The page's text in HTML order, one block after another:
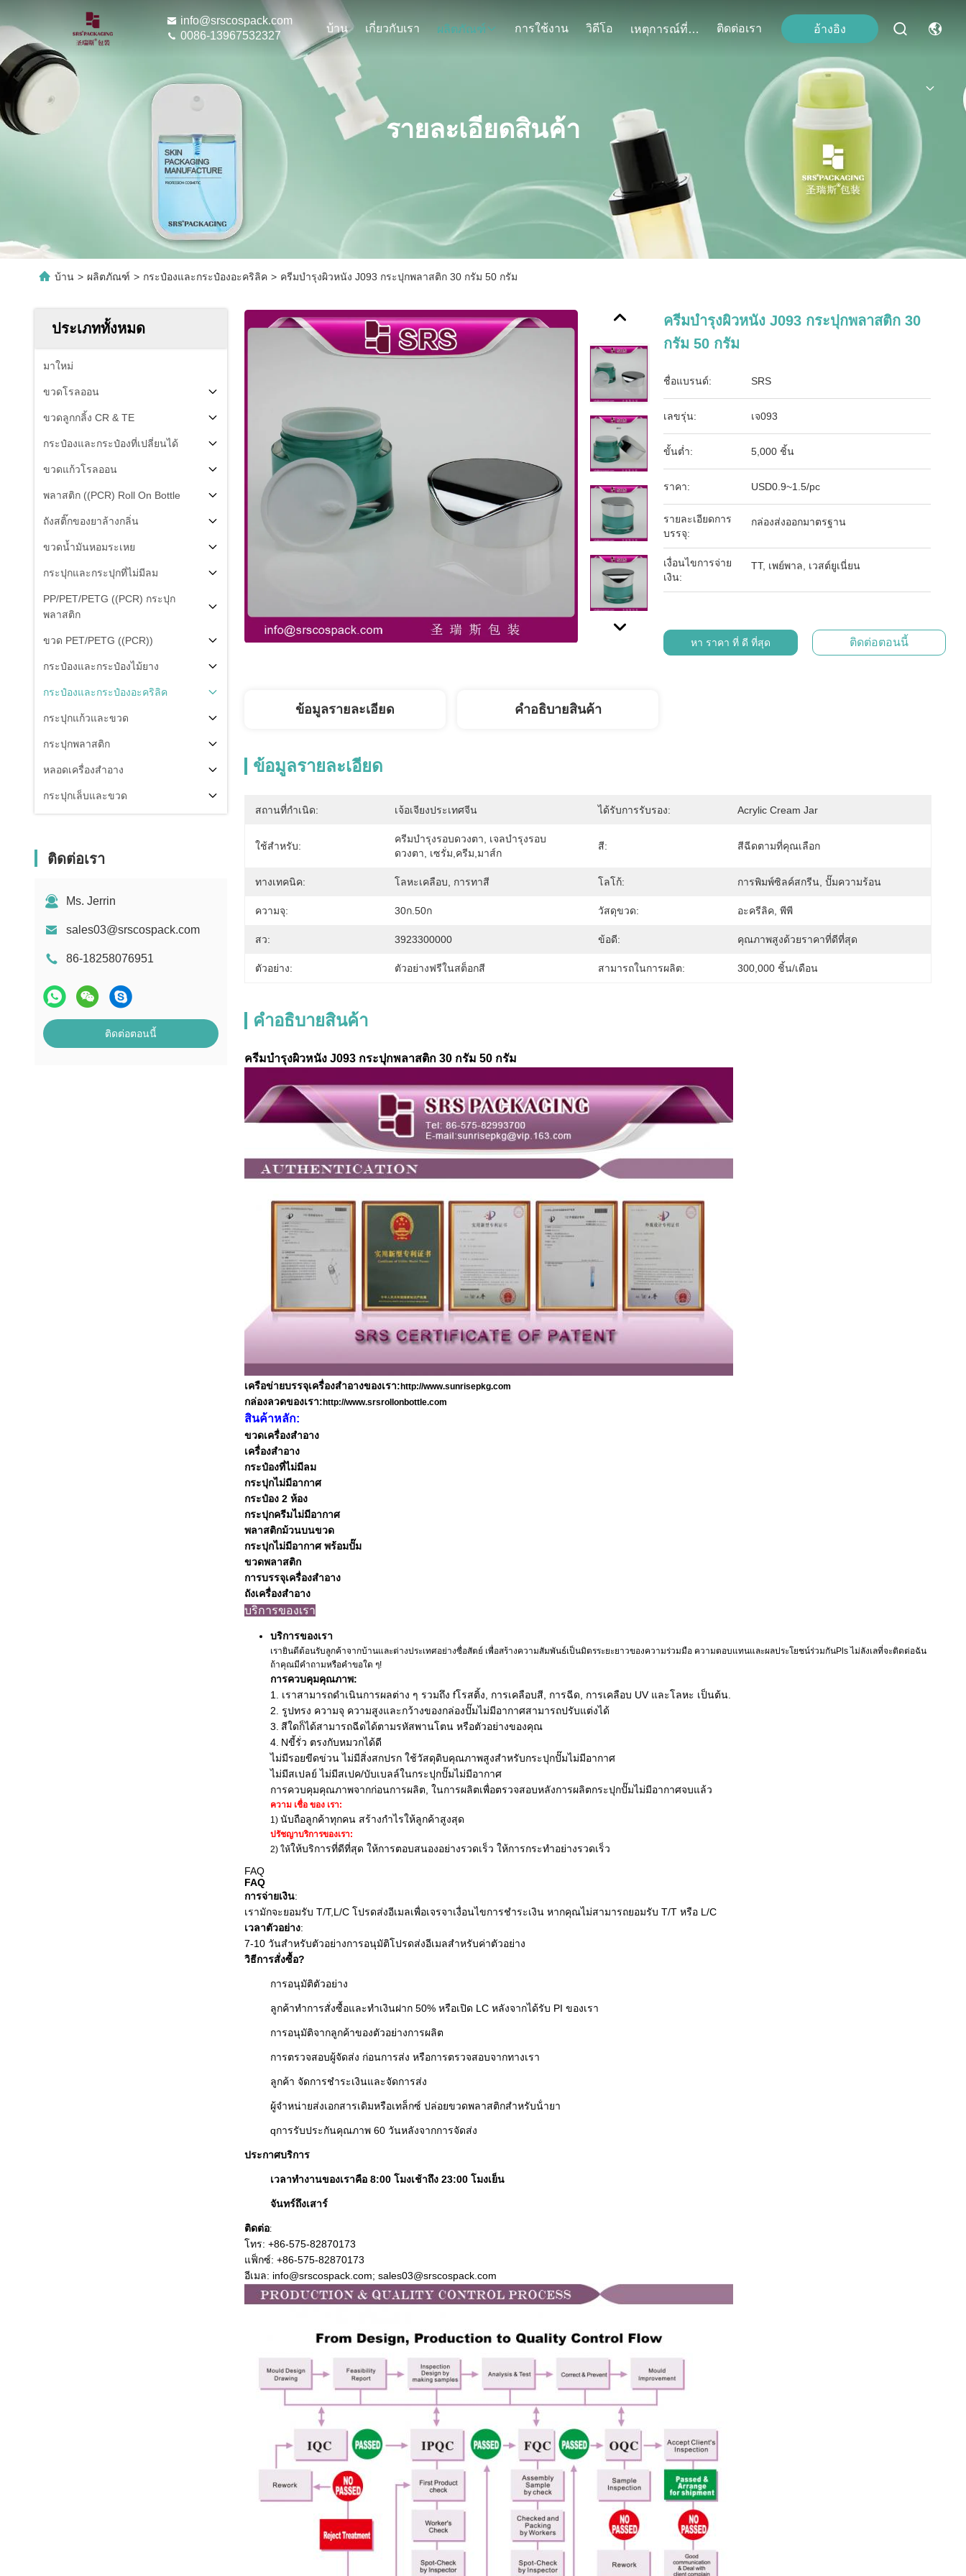
info@srscospack.com
0086-13967532327
บ้าน เกี่ยวกับเรา ผลิตภัณฑ์ การใช้งาน วิดีโอ เหตุการณ์ที่เกิดขึ้น ติดต่อเรา อ้างอิง
รายละเอียดสินค้า
บ้าน > ผลิตภัณฑ์ > กระป๋องและกระป๋องอะคริลิค > ครีมบํารุงผิวหนัง J093 กระปุกพลาสติก 30 กรัม 50 กรัม
ประเภททั้งหมด
มาใหม่
ขวดโรลออน
ขวดลูกกลิ้ง CR & TE
กระป๋องและกระป๋องที่เปลี่ยนได้
ขวดแก้วโรลออน
พลาสติก ((PCR) Roll On Bottle
ถังสติ๊กของยาล้างกลิ่น
ขวดน้ำมันหอมระเหย
กระปุกและกระปุกที่ไม่มีลม
PP/PET/PETG ((PCR) กระปุก
พลาสติก
ขวด PET/PETG ((PCR))
กระป๋องและกระป๋องไม้ยาง
กระป๋องและกระป๋องอะคริลิค
กระปุกแก้วและขวด
กระปุกพลาสติก
หลอดเครื่องสำอาง
กระปุกเล็บและขวด
ติดต่อเรา
Ms. Jerrin
sales03@srscospack.com
86-18258076951
ติดต่อตอนนี้
ครีมบํารุงผิวหนัง J093 กระปุกพลาสติก 30
กรัม 50 กรัม
ชื่อแบรนด์: SRS
เลขรุ่น: เจ093
ขั้นต่ำ: 5,000 ชิ้น
ราคา: USD0.9~1.5/pc
รายละเอียดการ
บรรจุ:
กล่องส่งออกมาตรฐาน
เงื่อนไขการจ่าย
เงิน:
TT, เพย์พาล, เวสต์ยูเนี่ยน
หา ราคา ที่ ดี ที่สุด ติดต่อตอนนี้
ข้อมูลรายละเอียด คําอธิบายสินค้า
ข้อมูลรายละเอียด
สถานที่กำเนิด: เจ้อเจียงประเทศจีน ได้รับการรับรอง: Acrylic Cream Jar
ใช้สําหรับ:
ครีมบำรุงรอบดวงตา, ​​เจลบำรุงรอบ
ดวงตา, ​​เซรั่ม,ครีม,มาส์ก
สี: สีฉีดตามที่คุณเลือก
ทางเทคนิค: โลหะเคลือบ, การทาสี โลโก้: การพิมพ์ซิลค์สกรีน, ปั๊มความร้อน
ความจุ: 30ก.50ก วัสดุขวด: อะครีลิค, พีพี
สว: 3923300000 ข้อดี: คุณภาพสูงด้วยราคาที่ดีที่สุด
ตัวอย่าง: ตัวอย่างฟรีในสต็อกสี สามารถในการผลิต: 300,000 ชิ้น/เดือน
คําอธิบายสินค้า
ครีมบํารุงผิวหนัง J093 กระปุกพลาสติก 30 กรัม 50 กรัม
เครือข่ายบรรจุเครื่องสําอางของเรา: http://www.sunrisepkg.com
กล่องลวดของเรา: http://www.srsrollonbottle.com
สินค้าหลัก:
ขวดเครื่องสําอาง
เครื่องสําอาง
กระป๋องที่ไม่มีลม
กระปุกไม่มีอากาศ
กระป๋อง 2 ห้อง
กระปุกครีมไม่มีอากาศ
พลาสติกม้วนบนขวด
กระปุกไม่มีอากาศ พร้อมปั๊ม
ขวดพลาสติก
การบรรจุเครื่องสําอาง
ถังเครื่องสําอาง
บริการของเรา
บริการของเรา
เรายินดีต้อนรับลูกค้าจากบ้านและต่างประเทศอย่างซื่อสัตย์ เพื่อสร้างความสัมพันธ์เป็นมิตรระยะยาวของความร่วมมือ ความตอบแทนและผลประโยชน์ร่วมกันPls ไม่ลังเลที่จะติดต่อฉัน
ถ้าคุณมีคําถามหรือคําขอใด ๆ!
การควบคุมคุณภาพ:
1. เราสามารถดําเนินการผลต่าง ๆ รวมถึง fโรสติ้ง, การเคลือบสี, การฉีด, การเคลือบ UV และโลหะ เป็นต้น
2. รูปทรง ความจุ ความสูงและกว้างของกล่องปั๊มไม่มีอากาศสามารถปรับแต่งได้
3. สีใดก็ได้สามารถฉีดได้ตามรหัสพานโตน หรือตัวอย่างของคุณ
4. Nขี้รั่ว ตรงกับหมวกได้ดี
ไม่มีรอยขีดข่วน ไม่มีสิ่งสกปรก ใช้วัสดุดิบคุณภาพสูงสําหรับกระปุกปั๊มไม่มีอากาศ
ไม่มีสเปลย์ ไม่มีสเปค/บับเบลล์ในกระปุกปั๊มไม่มีอากาศ
การควบคุมคุณภาพจากก่อนการผลิต, ในการผลิตเพื่อตรวจสอบหลังการผลิตกระปุกปั๊มไม่มีอากาศจบแล้ว
ความ เชื่อ ของ เรา:
1) นับถือลูกค้าทุกคน สร้างกําไรให้ลูกค้าสูงสุด
ปรัชญาบริการของเรา:
2) ให้ให้บริการที่ดีที่สุด ให้การตอบสนองอย่างรวดเร็ว ให้การกระทําอย่างรวดเร็ว
FAQ
FAQ
การจ่ายเงิน:
เรามักจะยอมรับ T/T,L/C โปรดส่งอีเมลเพื่อเจรจาเงื่อนไขการชําระเงิน หากคุณไม่สามารถยอมรับ T/T หรือ L/C
เวลาตัวอย่าง:
7-10 วันสําหรับตัวอย่างการอนุมัติโปรดส่งอีเมลสําหรับค่าตัวอย่าง
วิธีการสั่งซื้อ?
การอนุมัติตัวอย่าง
ลูกค้าทําการสั่งซื้อและทําเงินฝาก 50% หรือเปิด LC หลังจากได้รับ PI ของเรา
การอนุมัติจากลูกค้าของตัวอย่างการผลิต
การตรวจสอบผู้จัดส่ง ก่อนการส่ง หรือการตรวจสอบจากทางเรา
ลูกค้า จัดการชําระเงินและจัดการส่ง
ผู้จําหน่ายส่งเอกสารเดิมหรือเทล็กซ์ ปล่อยขวดพลาสติกสําหรับน้ํายา
qการรับประกันคุณภาพ 60 วันหลังจากการจัดส่ง
ประกาศบริการ
เวลาทํางานของเราคือ 8:00 โมงเช้าถึง 23:00 โมงเย็น
จันทร์ถึงเสาร์
ติดต่อ:
โทร: +86-575-82870173
แฟ็กซ์: +86-575-82870173
อีเมล: info@srscospack.com; sales03@srscospack.com